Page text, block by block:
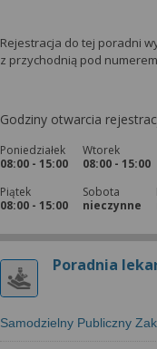
Rejestracja do tej poradni
z przychodnią pod
Godziny otwarcia
Poniedziałek
08:00 - 15:00
Wtorek
08:00 - 15:00
Piątek
08:00 - 15:00
Sobota
nieczynne
Poradnia
Samodzielny Publiczny